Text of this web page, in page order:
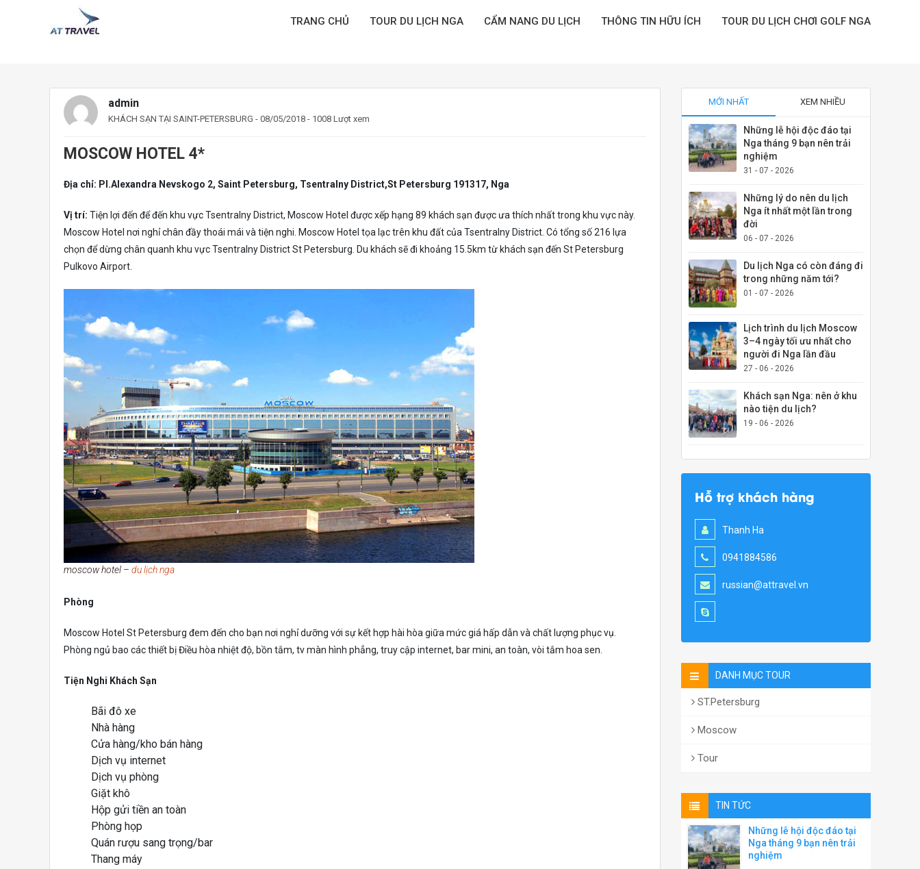
TRANG CHỦ TOUR DU LỊCH NGA CẨM NANG DU LỊCH THÔNG TIN HỮU ÍCH TOUR DU LỊCH CHƠI GOLF NGA
admin
KHÁCH SẠN TẠI SAINT-PETERSBURG - 08/05/2018 - 1008 Lượt xem
MOSCOW HOTEL 4*
Địa chỉ: Pl.Alexandra Nevskogo 2, Saint Petersburg, Tsentralny District,St Petersburg 191317, Nga
Vị trí: Tiện lợi đến để đến khu vực Tsentralny District, Moscow Hotel được xếp hạng 89 khách sạn được ưa thích nhất trong khu vực này.
Moscow Hotel nơi nghỉ chân đầy thoái mái và tiện nghi. Moscow Hotel tọa lạc trên khu đất của Tsentralny District. Có tổng số 216 lựa
chọn để dừng chân quanh khu vực Tsentralny District St Petersburg. Du khách sẽ đi khoảng 15.5km từ khách sạn đến St Petersburg
Pulkovo Airport.
moscow hotel – du lịch nga
Phòng
Moscow Hotel St Petersburg đem đến cho bạn nơi nghỉ dưỡng với sự kết hợp hài hòa giữa mức giá hấp dẫn và chất lượng phục vụ.
Phòng ngủ bao các thiết bị Điều hòa nhiệt độ, bồn tắm, tv màn hình phẳng, truy cập internet, bar mini, an toàn, vòi tắm hoa sen.
Tiện Nghi Khách Sạn
Bãi đô xe
Nhà hàng
Cửa hàng/kho bán hàng
Dịch vụ internet
Dịch vụ phòng
Giặt khô
Hộp gửi tiền an toàn
Phòng họp
Quán rượu sang trọng/bar
Thang máy
MỚI NHẤT XEM NHIỀU
Những lễ hội độc đáo tại
Nga tháng 9 bạn nên trải
nghiệm
31 - 07 - 2026
Những lý do nên du lịch
Nga ít nhất một lần trong
đời
06 - 07 - 2026
Du lịch Nga có còn đáng đi
trong những năm tới?
01 - 07 - 2026
Lịch trình du lịch Moscow
3–4 ngày tối ưu nhất cho
người đi Nga lần đầu
27 - 06 - 2026
Khách sạn Nga: nên ở khu
nào tiện du lịch?
19 - 06 - 2026
Hỗ trợ khách hàng
Thanh Ha
0941884586
russian@attravel.vn
DANH MỤC TOUR
ST.Petersburg
Moscow
Tour
TIN TỨC
Những lễ hội độc đáo tại
Nga tháng 9 bạn nên trải
nghiệm